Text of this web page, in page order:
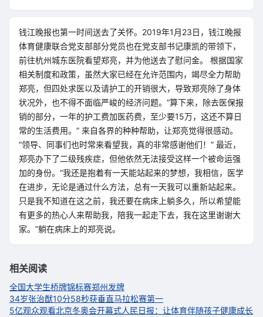
钱江晚报也第一时间送去了关怀。2019年1月23日，钱江晚报
体育健康联合党支部部分党员也在党支部书记康凯的带领下，
前往杭州城东医院看望郑亮，并为他送去了慰问金。 根据国家
相关制度和政策，虽然大家已经在允许范围内，竭尽全力帮助
郑亮，但四处求医以及请护工的开销很大，导致郑亮除了身体
状况外，也不得不面临严峻的经济问题。“算下来，除去医保报
销的部分，一年的护工费加医药费，至少要15万，这还不算日
常的生活费用。” 来自各界的种种帮助，让郑亮觉得很感动。
“领导、同事们也时常来看望我，真的非常感谢他们！” 最近，
郑亮办下了二级残疾症，但他依然无法接受这样一个被命运强
加的身份。“我还是抱着有一天能站起来的梦想，我相信，医学
在进步，无论是通过什么方法，总有一天我可以重新站起来。
只是我不知道在这之前，我还要在病床上躺多久，所以希望能
有更多的热心人来帮助我，陪我一起走下去，我在这里谢谢大
家。”躺在病床上的郑亮说。
相关阅读
全国大学生桥牌锦标赛郑州发牌
34岁张治猷10分58秒获垂直马拉松赛第一
5亿观众观看北京冬奥会开幕式人民日报：让体育伴随孩子健康成长